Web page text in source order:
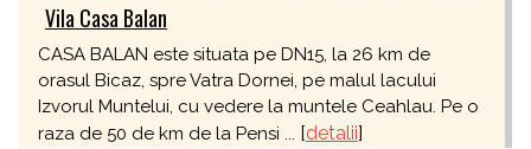
Vila Casa Balan
CASA BALAN este situata pe DN15, la 26 km de
orasul Bicaz, spre Vatra Dornei, pe malul lacului
Izvorul Muntelui, cu vedere la muntele Ceahlau. Pe o
raza de 50 de km de la Pensi ... [detalii]